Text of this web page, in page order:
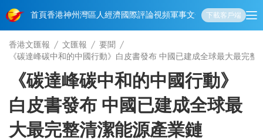
首頁香港神州 灣區人經濟國際評論視頻軍事文化 娛樂生活教育體
下載客戶端
香港文匯報 文匯報
要聞
《碳達峰碳中和的中國行動》白皮書發布 中國已建成全球最大最完整
《碳達峰碳中和的中國行動》
白皮書發布 中國已建成全球最
大最完整清潔能源產業鏈